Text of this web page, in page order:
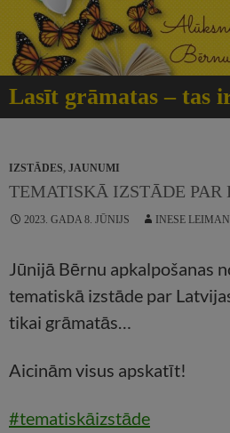
Doties
saturu
Lasīt grāmatas – tas
Meklēt
IZSTĀDES, JAUNUMI
TEMATISKĀ IZSTĀDE
2023. GADA 8. JŪNIJS INESE
Jūnijā Bērnu apkalpošanas
tematiskā izstāde par
tikai grāmatās…
Aicinām visus apskatīt!
#tematiskāizstāde